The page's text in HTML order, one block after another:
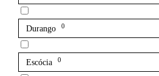
Durango 0
Escócia 0